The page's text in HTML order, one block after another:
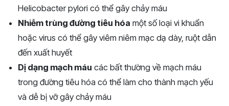
Helicobacter pylori có thể gây chảy máu
Nhiễm trùng đường tiêu hóa một số loại vi khuẩn
hoặc virus có thể gây viêm niêm mạc dạ dày, ruột dẫn
đến xuất huyết
Dị dạng mạch máu các bất thường về mạch máu
trong đường tiêu hóa có thể làm cho thành mạch yếu
và dễ bị vỡ gây chảy máu